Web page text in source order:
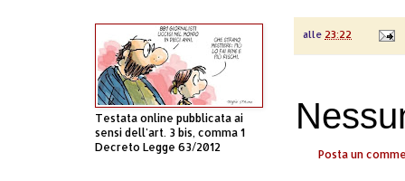
alle 23:22
Posta un
Testata online pubblicata ai
sensi dell'art. 3 bis, comma 1
Decreto Legge 63/2012